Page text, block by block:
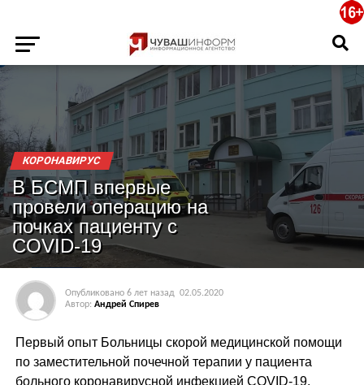
КОРОНАВИРУС
В БСМП впервые
провели операцию на
почках пациенту с
COVID-19
Опубликовано 6 лет назад 02.05.2020
Автор: Андрей Спирев
Первый опыт Больницы скорой медицинской помощи
по заместительной почечной терапии у пациента
больного коронавирусной инфекцией COVID-19.